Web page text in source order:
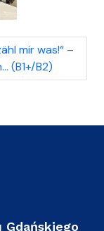
mir was!“ –
(B1+/B2)